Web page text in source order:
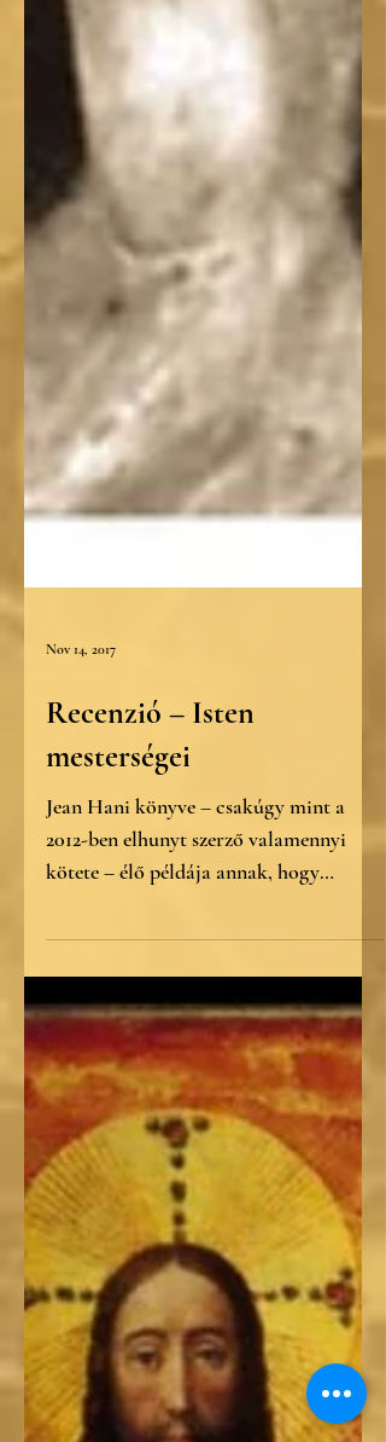
Nov 14, 2017
Recenzió – Isten
mesterségei
Jean Hani könyve – csakúgy mint a
kötete – élő példája annak, hogy
miként lehet(ne) a 20–21. században...